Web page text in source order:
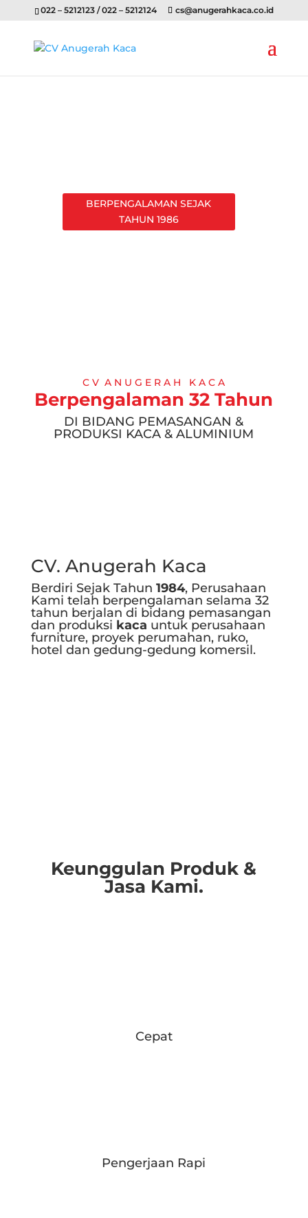
022 – 5212123 / 022 – 5212124 cs@anugerahkaca.co.id
BERPENGALAMAN SEJAK
TAHUN 1986
C V A N U G E R A H K A C A
Berpengalaman 32 Tahun
DI BIDANG PEMASANGAN &
PRODUKSI KACA & ALUMINIUM
CV. Anugerah Kaca
Berdiri Sejak Tahun 1984, Perusahaan
Kami telah berpengalaman selama 32
tahun berjalan di bidang pemasangan
dan produksi kaca untuk perusahaan
furniture, proyek perumahan, ruko,
hotel dan gedung-gedung komersil.
Keunggulan Produk &
Jasa Kami.
Cepat
Pengerjaan Rapi